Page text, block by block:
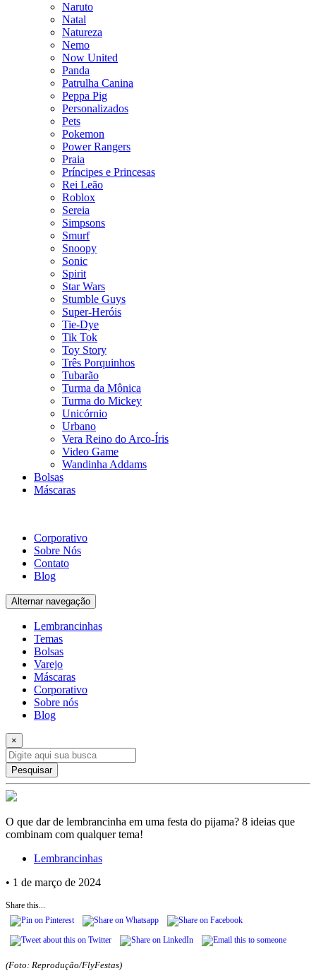
Naruto
Natal
Natureza
Nemo
Now United
Panda
Patrulha Canina
Peppa Pig
Personalizados
Pets
Pokemon
Power Rangers
Praia
Príncipes e Princesas
Rei Leão
Roblox
Sereia
Simpsons
Smurf
Snoopy
Sonic
Spirit
Star Wars
Stumble Guys
Super-Heróis
Tie-Dye
Tik Tok
Toy Story
Três Porquinhos
Tubarão
Turma da Mônica
Turma do Mickey
Unicórnio
Urbano
Vera Reino do Arco-Íris
Video Game
Wandinha Addams
Bolsas
Máscaras
Corporativo
Sobre Nós
Contato
Blog
Alternar navegação
Lembrancinhas
Temas
Bolsas
Varejo
Máscaras
Corporativo
Sobre nós
Blog
×
Pesquisar
O que dar de lembrancinha em uma festa do pijama? 8 ideias que
combinam com qualquer tema!
Lembrancinhas
• 1 de março de 2024
Share this...
(Foto: Reprodução/FlyFestas)